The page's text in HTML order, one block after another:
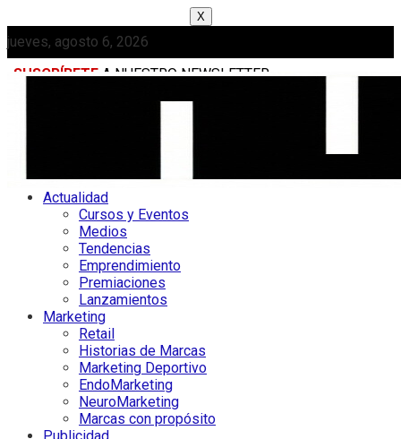
X
jueves, agosto 6, 2026
SUSCRÍBETE A NUESTRO NEWSLETTER
Actualidad
Cursos y Eventos
Medios
Tendencias
Emprendimiento
Premiaciones
Lanzamientos
Marketing
Retail
Historias de Marcas
Marketing Deportivo
EndoMarketing
NeuroMarketing
Marcas con propósito